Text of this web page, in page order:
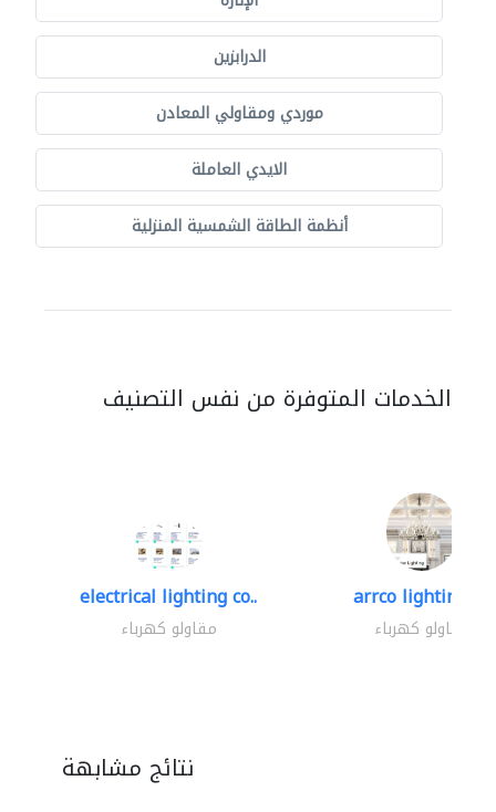
الدرابزين
موردي ومقاولي المعادن
الايدي العاملة
أنظمة الطاقة الشمسية المنزلية
الخدمات المتوفرة من نفس التصنيف
electrical lighting co..
مقاولو كهرباء
arrco lighting +..
مقاولو كهرباء
نتائج مشابهة